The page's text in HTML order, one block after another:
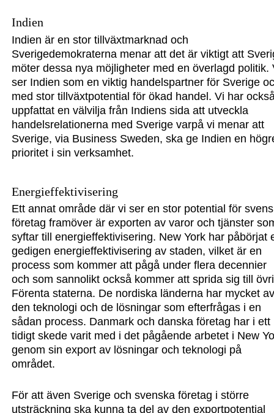
Indien
Indien är en stor tillväxtmarknad och
Sverigedemokraterna menar att det är viktigt att
möter dessa nya möjligheter med en överlagd politik.
ser Indien som en viktig handelspartner för Sverige
med stor tillväxtpotential för ökad handel. Vi har
uppfattat en välvilja från Indiens sida att utveckla
handelsrelationerna med Sverige varpå vi menar att
Sverige, via Business Sweden, ska ge Indien en
prioritet i sin verksamhet.
Energieffektivisering
Ett annat område där vi ser en stor potential för
företag framöver är exporten av varor och tjänster
syftar till energieffektivisering. New York har påbörjat
gedigen energieffektivisering av staden, vilket är en
process som kommer att pågå under flera decennier
och som sannolikt också kommer att sprida sig till
Förenta staterna. De nordiska länderna har mycket
den teknologi och de lösningar som efterfrågas i en
sådan process. Danmark och danska företag har i ett
tidigt skede varit med i det pågående arbetet i New
genom sin export av lösningar och teknologi på
området.
För att även Sverige och svenska företag i större
utsträckning ska kunna ta del av den exportpotential